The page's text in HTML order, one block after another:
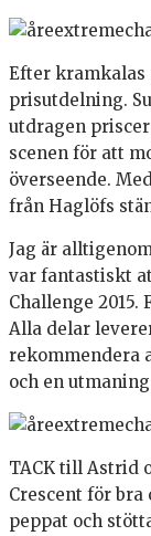
Efter kramkalas
prisutdelning.
utdragen
scenen för att
överseende.
från Haglöfs
Jag är
var fantastiskt
Challenge
Alla delar
rekommendera
och en
TACK till Astrid
Crescent för bra
peppat och